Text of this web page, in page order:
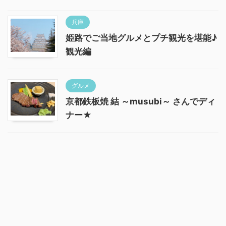
兵庫
姫路でご当地グルメとプチ観光を堪能♪
観光編
グルメ
京都鉄板焼 結 ～musubi～ さんでディ
ナー★